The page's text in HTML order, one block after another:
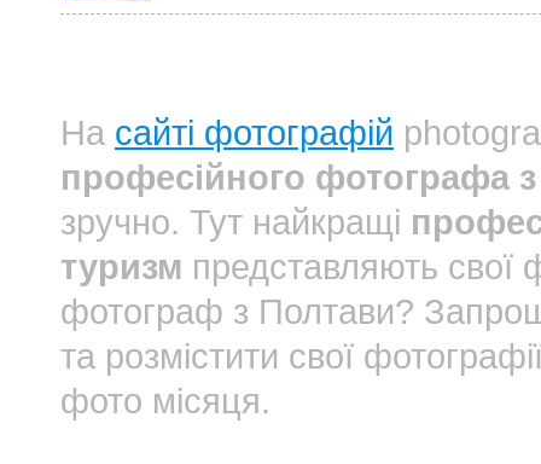
На сайті фотографій
професійного фотографа
зручно. Тут найкращі
туризм представляють свої
фотограф з Полтави?
та розмістити свої
фото місяця.